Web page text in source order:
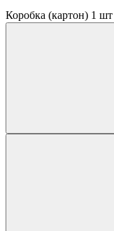
Коробка (картон) 1